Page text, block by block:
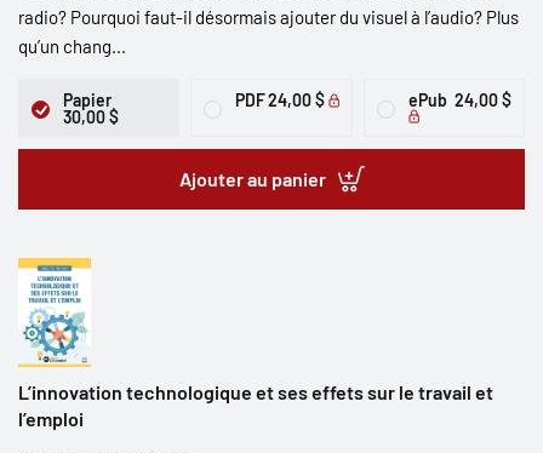
radio? Pourquoi faut-il désormais ajouter du visuel à l’audio? Plus
qu’un chang...
Papier
30,00 $
PDF24,00 $ ePub 24,00 $
Ajouter au panier
L’innovation technologique et ses effets sur le travail et
l’emploi